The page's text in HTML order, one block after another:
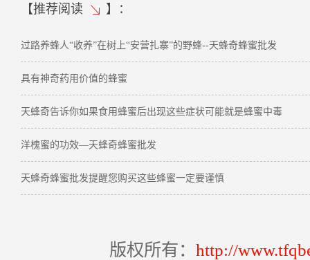
【推荐阅读 】：
过路养蜂人“收养”在树上“安营扎寨”的野蜂--天蜂奇蜂蜜批发
具有神奇药用价值的蜂蜜
天蜂奇告诉你如果食用蜂蜜后出现这些症状可能就是蜂蜜中毒
洋槐蜜的功效—天蜂奇蜂蜜批发
天蜂奇蜂蜜批发提醒您购买这些蜂蜜一定要谨慎
版权所有： http://